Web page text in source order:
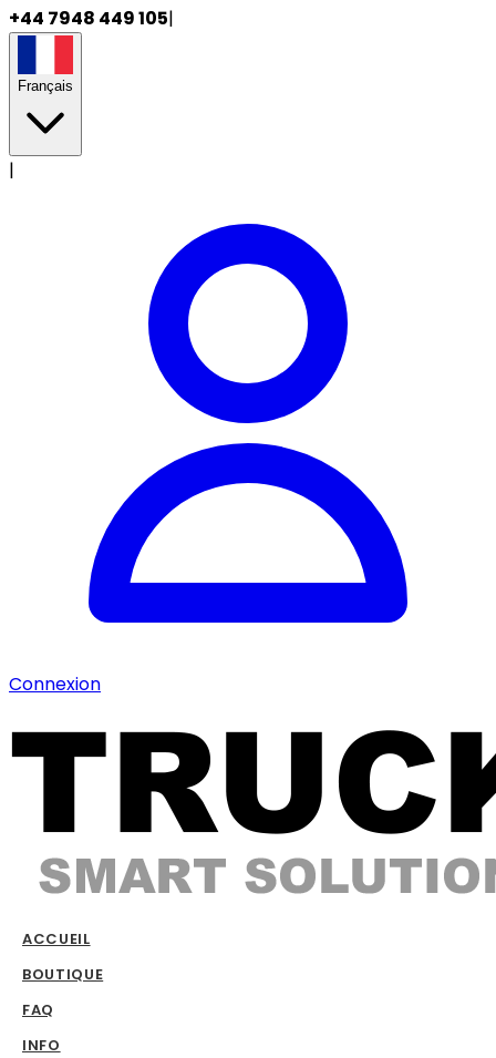
+44 7948 449 105|
Français
|
Connexion
ACCUEIL
BOUTIQUE
FAQ
INFO